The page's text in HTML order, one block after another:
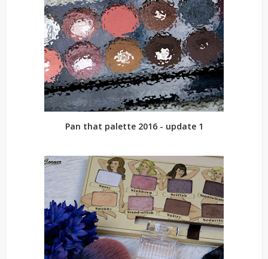
Pan that palette 2016 - update 1